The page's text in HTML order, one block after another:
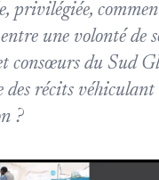
privilégiée,
une volonté de
consœurs du Sud
des récits véhiculant
?